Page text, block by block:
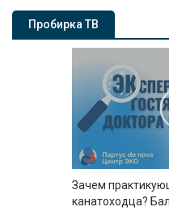
Пробирка ТВ
Зачем
канатоходца?